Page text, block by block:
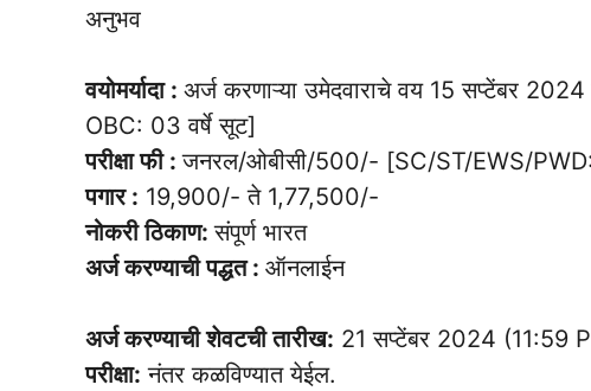
अनुभव
वयोमर्यादा : अर्ज करणाऱ्या उमेदवाराचे वय 15 सप्टेंबर
OBC: 03 वर्षे सूट]
परीक्षा फी :जनरल/ओबीसी/500/- [SC/ST/EWS/
पगार : 19,900/- ते 1,77,500/-
नोकरी ठिकाण:संपूर्ण भारत
अर्ज करण्याची पद्धत : ऑनलाईन
अर्ज करण्याची शेवटची तारीख: 21 सप्टेंबर 2024 (11:59
परीक्षा: नंतर कळविण्यात येईल.